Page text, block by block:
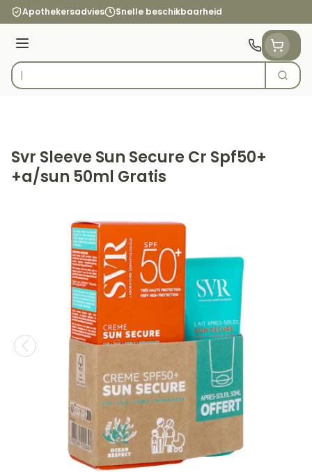
Ga naar de inhoud
Apothekersadvies Snelle beschikbaarheid
Menu
Product, merk, categorie...
Zoek
Svr Sleeve Sun Secure Cr Spf50+
+a/sun 50ml Gratis